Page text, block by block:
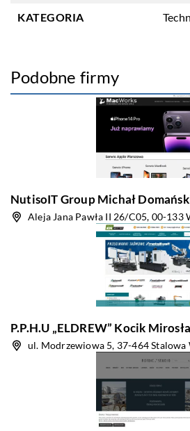
KATEGORIA
Podobne firmy
NutisoIT Group Michał
Aleja Jana Pawła II 26/C05, 00-133
P.P.H.U „ELDREW” Kocik
ul. Modrzewiowa 5, 37-464 Stalowa